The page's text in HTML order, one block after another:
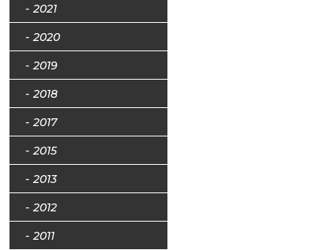
2021
2020
2019
2018
2017
2015
2013
2012
2011